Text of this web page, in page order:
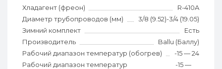
Хладагент (фреон)
R-410A
Диаметр трубопроводов (мм)
3/8 (9.52)-3/4 (19.05)
Зимний комплект
Есть
Производитель
Ballu (Баллу)
Рабочий диапазон температур (обогрев)
-15 — 24
Рабочий диапазон температур
-15 —